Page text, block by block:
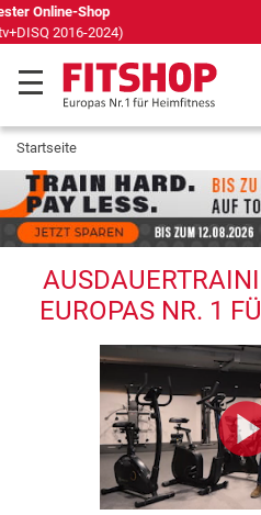
69 Fachmärkte vor Ort mit
Startseite
EUROPAS NR. 1